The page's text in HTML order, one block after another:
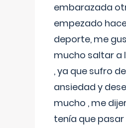
embarazada
empezado
deporte, me
mucho saltar a
, ya que sufro de
ansiedad y
mucho , me
tenía que pasar